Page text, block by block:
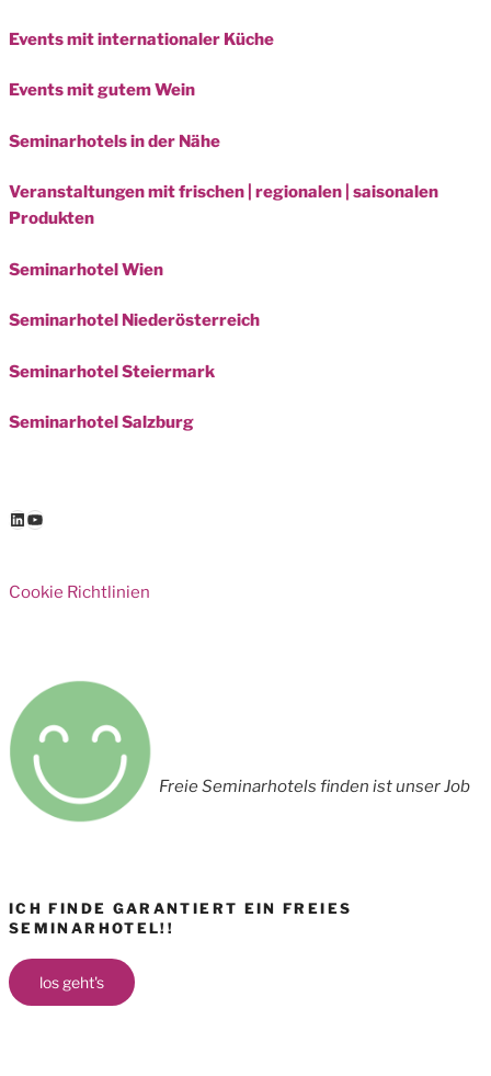
Events mit internationaler Küche
Events mit gutem Wein
Seminarhotels in der Nähe
Veranstaltungen mit frischen | regionalen | saisonalen
Produkten
Seminarhotel Wien
Seminarhotel Niederösterreich
Seminarhotel Steiermark
Seminarhotel Salzburg
LinkedIn
YouTube
Cookie Richtlinien
Freie Seminarhotels finden ist unser Job
ICH FINDE GARANTIERT EIN FREIES
SEMINARHOTEL!!
los geht's